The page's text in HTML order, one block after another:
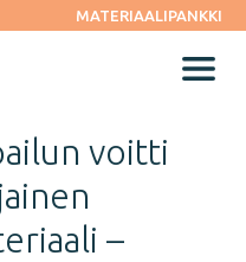
MATERIAALIPANKKI
Menu
voitti
–